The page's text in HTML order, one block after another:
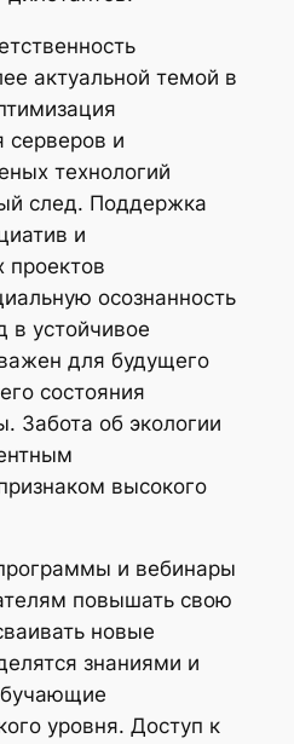
актуальной темой в
серверов и
технологий
след. Поддержка
и
проектов
осознанность
в устойчивое
для будущего
состояния
Забота об экологии
высокого
и вебинары
повышать свою
новые
знаниями и
уровня. Доступ к